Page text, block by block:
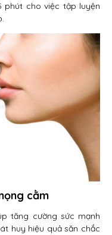
phút cho việc tập luyện
cằm
tăng cường sức mạnh
huy hiệu quả săn chắc